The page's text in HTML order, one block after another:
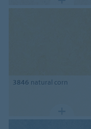
3846 natural corn